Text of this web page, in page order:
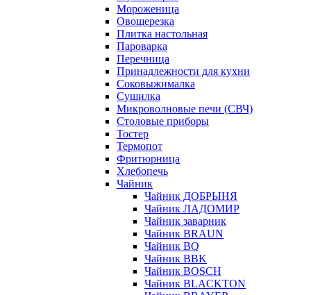
Мороженица
Овощерезка
Плитка настольная
Пароварка
Перечница
Принадлежности для кухни
Соковыжималка
Сушилка
Микроволновые печи (СВЧ)
Столовые приборы
Тостер
Термопот
Фритюрница
Хлебопечь
Чайник
Чайник ДОБРЫНЯ
Чайник ЛАДОМИР
Чайник заварник
Чайник BRAUN
Чайник BQ
Чайник BBK
Чайник BOSCH
Чайник BLACKTON